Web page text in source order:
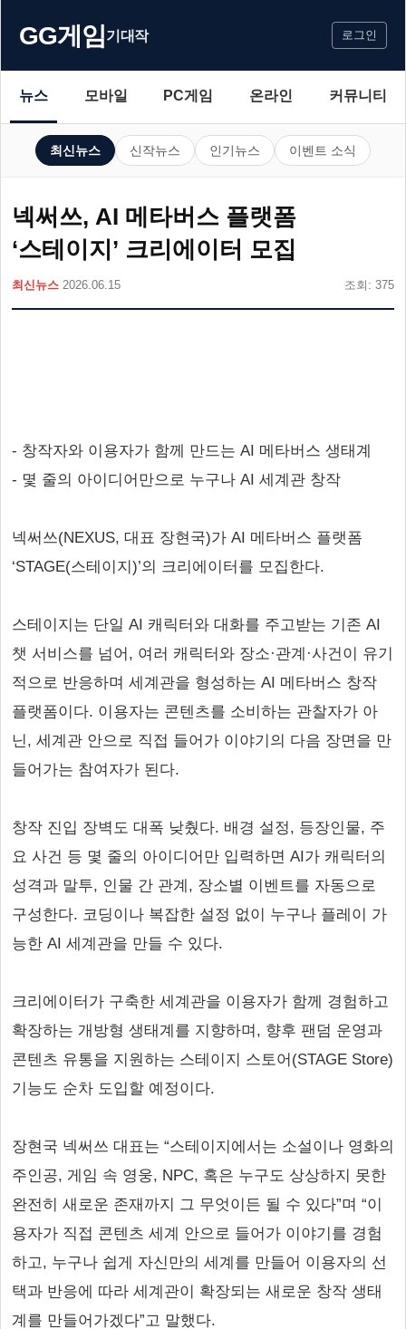
GG게임기대작 로그인
뉴스 모바일 PC게임 온라인 커뮤니티
최신뉴스 신작뉴스 인기뉴스 이벤트 소식
넥써쓰, AI 메타버스 플랫폼
‘스테이지’ 크리에이터 모집
최신뉴스 2026.06.15 조회: 375
- 창작자와 이용자가 함께 만드는 AI 메타버스 생태계
- 몇 줄의 아이디어만으로 누구나 AI 세계관 창작
넥써쓰(NEXUS, 대표 장현국)가 AI 메타버스 플랫폼
‘STAGE(스테이지)’의 크리에이터를 모집한다.
스테이지는 단일 AI 캐릭터와 대화를 주고받는 기존 AI
챗 서비스를 넘어, 여러 캐릭터와 장소·관계·사건이 유기
적으로 반응하며 세계관을 형성하는 AI 메타버스 창작
플랫폼이다. 이용자는 콘텐츠를 소비하는 관찰자가 아
닌, 세계관 안으로 직접 들어가 이야기의 다음 장면을 만
들어가는 참여자가 된다.
창작 진입 장벽도 대폭 낮췄다. 배경 설정, 등장인물, 주
요 사건 등 몇 줄의 아이디어만 입력하면 AI가 캐릭터의
성격과 말투, 인물 간 관계, 장소별 이벤트를 자동으로
구성한다. 코딩이나 복잡한 설정 없이 누구나 플레이 가
능한 AI 세계관을 만들 수 있다.
크리에이터가 구축한 세계관을 이용자가 함께 경험하고
확장하는 개방형 생태계를 지향하며, 향후 팬덤 운영과
콘텐츠 유통을 지원하는 스테이지 스토어(STAGE Store)
기능도 순차 도입할 예정이다.
장현국 넥써쓰 대표는 “스테이지에서는 소설이나 영화의
주인공, 게임 속 영웅, NPC, 혹은 누구도 상상하지 못한
완전히 새로운 존재까지 그 무엇이든 될 수 있다”며 “이
용자가 직접 콘텐츠 세계 안으로 들어가 이야기를 경험
하고, 누구나 쉽게 자신만의 세계를 만들어 이용자의 선
택과 반응에 따라 세계관이 확장되는 새로운 창작 생태
계를 만들어가겠다”고 말했다.